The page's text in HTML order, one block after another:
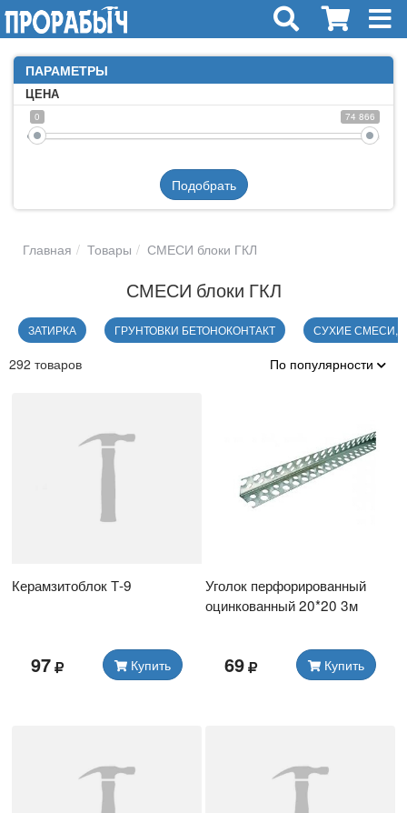
ПАРАМЕТРЫ
ЦЕНА
0 74 866
Подобрать
Главная Товары СМЕСИ блоки ГКЛ
СМЕСИ блоки ГКЛ
ЗАТИРКА ГРУНТОВКИ БЕТОНОКОНТАКТ СУХИЕ СМЕСИ,
292 товаров По популярности
Керамзитоблок Т-9
97 Купить
Уголок перфорированный
оцинкованный 20*20 3м
69 Купить